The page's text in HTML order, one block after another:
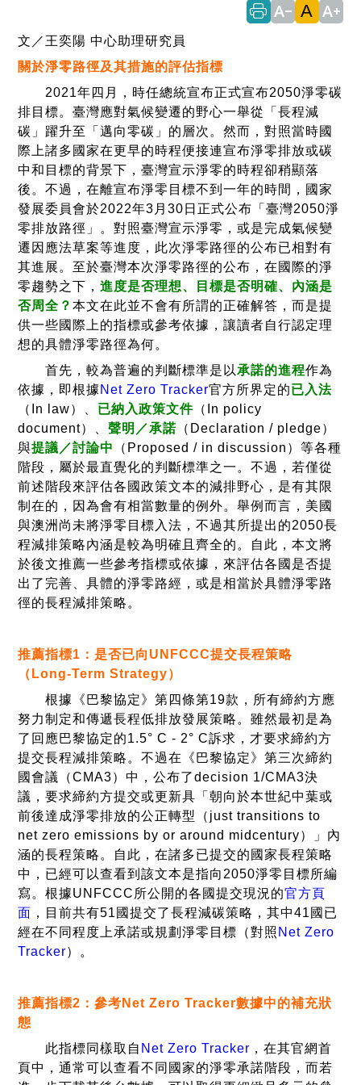
text_decrease A text_increase
文／王奕陽 中心助理研究員
關於淨零路徑及其措施的評估指標
2021年四月，時任總統宣布正式宣布2050淨零碳
排目標。臺灣應對氣候變遷的野心一舉從「長程減
碳」躍升至「邁向零碳」的層次。然而，對照當時國
際上諸多國家在更早的時程便接連宣布淨零排放或碳
中和目標的背景下，臺灣宣示淨零的時程卻稍顯落
後。不過，在離宣布淨零目標不到一年的時間，國家
發展委員會於2022年3月30日正式公布「臺灣2050淨
零排放路徑」。對照臺灣宣示淨零，或是完成氣候變
遷因應法草案等進度，此次淨零路徑的公布已相對有
其進展。至於臺灣本次淨零路徑的公布，在國際的淨
零趨勢之下，進度是否理想、目標是否明確、內涵是
否周全？本文在此並不會有所謂的正確解答，而是提
供一些國際上的指標或參考依據，讓讀者自行認定理
想的具體淨零路徑為何。
首先，較為普遍的判斷標準是以承諾的進程作為
依據，即根據 Net Zero Tracker官方所界定的已入法
（In law）、 已納入政策文件 （In policy
document）、聲明／承諾 （Declaration / pledge）
與提議／討論中
（Proposed / in discussion）等各種
階段，屬於最直覺化的判斷標準之一。不過，若僅從
前述階段來評估各國政策文本的減排野心，是有其限
制在的，因為會有相當數量的例外。舉例而言，美國
與澳洲尚未將淨零目標入法，不過其所提出的2050長
程減排策略內涵是較為明確且齊全的。自此，本文將
於後文推薦一些參考指標或依據，來評估各國是否提
出了完善、具體的淨零路經，或是相當於具體淨零路
徑的長程減排策略。
推薦指標1 ：是否已向 UNFCCC提交長程策略
（ Long-Term Strategy）
根據《巴黎協定》第四條第19款，所有締約方應
努力制定和傳遞長程低排放發展策略。雖然最初是為
了回應巴黎協定的1.5° C - 2° C訴求，才要求締約方
提交長程減排策略。不過在《巴黎協定》第三次締約
國會議（CMA3）中，公布了decision 1/CMA3決
議，要求締約方提交或更新具「朝向於本世紀中葉或
前後達成淨零排放的公正轉型（just transitions to
net zero emissions by or around midcentury）」內
涵的長程策略。自此，在諸多已提交的國家長程策略
中，已經可以查看到該文本是指向2050淨零目標所編
寫。根據UNFCCC所公開的各國提交現況的官方頁
面 ，目前共有51國提交了長程減碳策略，其中41國已
經在不同程度上承諾或規劃淨零目標（對照 Net Zero
Tracker）。
推薦指標2 ：參考 Net Zero Tracker數據中的補充狀
態
此指標同樣取自 Net Zero Tracker ，在其官網首
頁中，通常可以查看不同國家的淨零承諾階段，而若